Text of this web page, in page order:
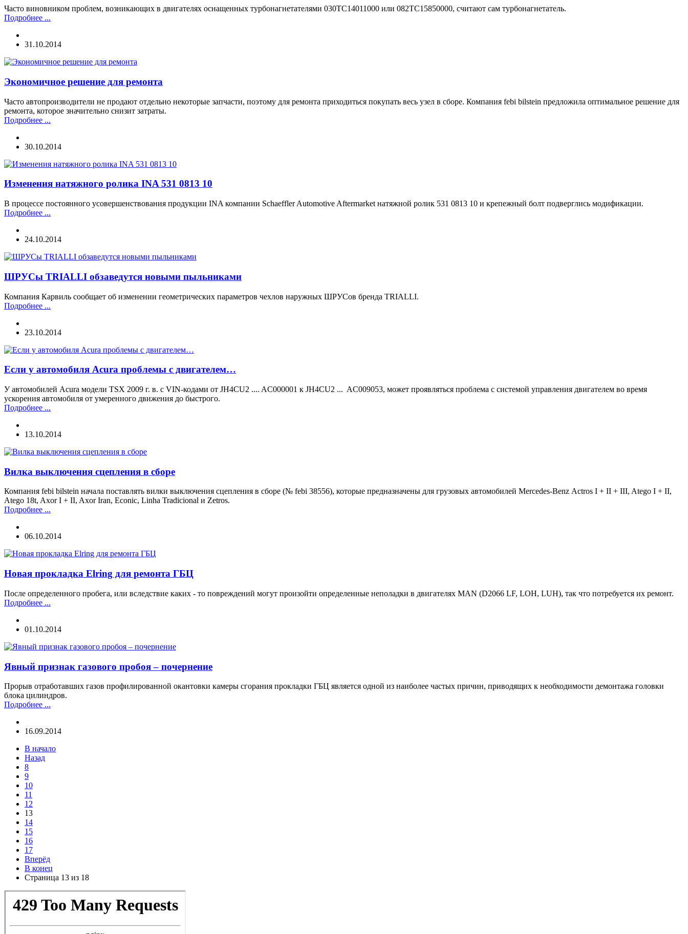
Часто виновником проблем, возникающих в двигателях оснащенных турбонагнетателями 030TC14011000 или 082TC15850000, считают сам турбонагнетатель.
Подробнее ...
31.10.2014
Экономичное решение для ремонта
Часто автопроизводители не продают отдельно некоторые запчасти, поэтому для ремонта приходиться покупать весь узел в сборе. Компания febi bilstein предложила оптимальное решение для
ремонта, которое значительно снизит затраты.
Подробнее ...
30.10.2014
Изменения натяжного ролика INA 531 0813 10
В процессе постоянного усовершенствования продукции INA компании Schaeffler Automotive Aftermarket натяжной ролик 531 0813 10 и крепежный болт подверглись модификации.
Подробнее ...
24.10.2014
ШРУСы TRIALLI обзаведутся новыми пыльниками
Компания Карвиль сообщает об изменении геометрических параметров чехлов наружных ШРУСов бренда TRIALLI.
Подробнее ...
23.10.2014
Если у автомобиля Acura проблемы с двигателем…
У автомобилей Acura модели TSX 2009 г. в. с VIN-кодами от JH4CU2 .... AC000001 к JH4CU2 ... AC009053, может проявляться проблема с системой управления двигателем во время
ускорения автомобиля от умеренного движения до быстрого.
Подробнее ...
13.10.2014
Вилка выключения сцепления в сборе
Компания febi bilstein начала поставлять вилки выключения сцепления в сборе (№ febi 38556), которые предназначены для грузовых автомобилей Mercedes-Benz Actros I + II + III, Atego I + II,
Atego 18t, Axor I + II, Axor Iran, Econic, Linha Tradicional и Zetros.
Подробнее ...
06.10.2014
Новая прокладка Elring для ремонта ГБЦ
После определенного пробега, или вследствие каких - то повреждений могут произойти определенные неполадки в двигателях MAN (D2066 LF, LOH, LUH), так что потребуется их ремонт.
Подробнее ...
01.10.2014
Явный признак газового пробоя – почернение
Прорыв отработавших газов профилированной окантовки камеры сгорания прокладки ГБЦ является одной из наиболее частых причин, приводящих к необходимости демонтажа головки
блока цилиндров.
Подробнее ...
16.09.2014
В начало
Назад
8
9
10
11
12
13
14
15
16
17
Вперёд
В конец
Страница 13 из 18